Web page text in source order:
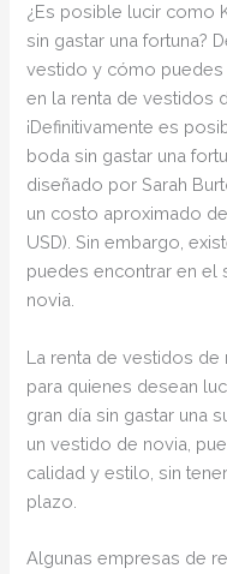
¿Es posible lucir como
sin gastar una fortuna?
vestido y cómo puedes
en la renta de vestidos
¡Definitivamente es
boda sin gastar una
diseñado por Sarah
un costo aproximado
USD). Sin embargo,
puedes encontrar en el
novia.
La renta de vestidos
para quienes desean
gran día sin gastar una
un vestido de novia,
calidad y estilo, sin
plazo.
Algunas empresas de